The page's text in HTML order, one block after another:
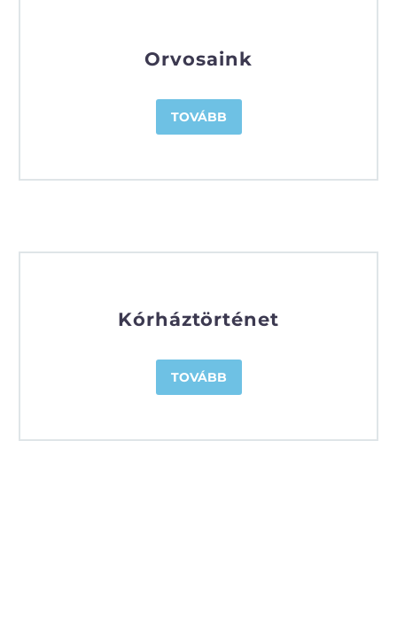
Orvosaink
TOVÁBB
Kórháztörténet
TOVÁBB